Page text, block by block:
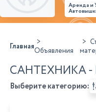
Аренда и
26,28,32
ГлавнаяОбъявления
САНТЕХНИКА
Выберите категорию: